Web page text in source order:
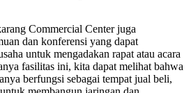
Commercial Center juga
dan konferensi yang dapat
untuk mengadakan rapat atau acara
fasilitas ini, kita dapat melihat bahwa
berfungsi sebagai tempat jual beli,